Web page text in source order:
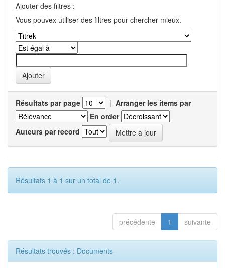
Ajouter des filtres :
Vous pouvex utiliser des filtres pour chercher mieux.
Résultats par page | Arranger les items par
En order
Auteurs par record
Résultats 1 à 1 sur un total de 1.
précédente 1 suivante
Résultats trouvés : Documents